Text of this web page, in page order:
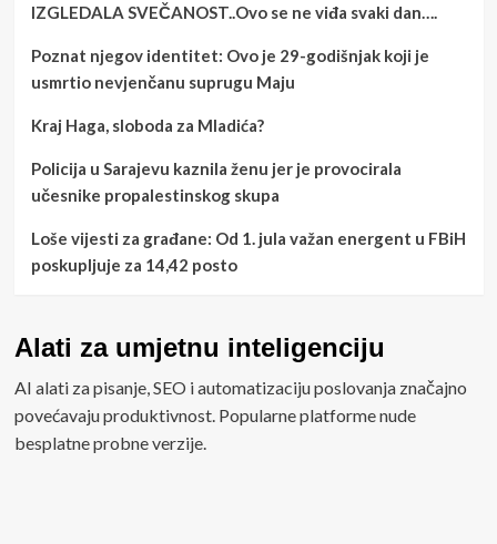
IZGLEDALA SVEČANOST..Ovo se ne viđa svaki dan….
Poznat njegov identitet: Ovo je 29-godišnjak koji je
usmrtio nevjenčanu suprugu Maju
Kraj Haga, sloboda za Mladića?
Policija u Sarajevu kaznila ženu jer je provocirala
učesnike propalestinskog skupa
Loše vijesti za građane: Od 1. jula važan energent u FBiH
poskupljuje za 14,42 posto
Alati za umjetnu inteligenciju
AI alati za pisanje, SEO i automatizaciju poslovanja značajno
povećavaju produktivnost. Popularne platforme nude
besplatne probne verzije.